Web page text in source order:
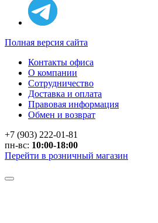
Полная версия сайта
Контакты офиса
О компании
Сотрудничество
Доставка и оплата
Правовая информация
Обмен и возврат
+7 (903) 222-01-81
пн-вс: 10:00-18:00
Перейти в розничный магазин